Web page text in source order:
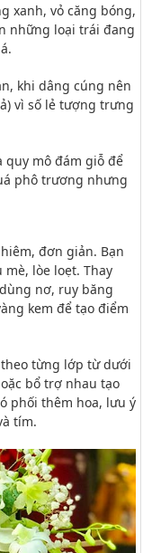
xanh, vỏ căng bóng,
những loại trái đang
khi dâng cúng nên
vì số lẻ tượng trưng
quy mô đám giỗ để
phô trương nhưng
đơn giản. Bạn
lòe loẹt. Thay
nơ, ruy băng
kem để tạo điểm
theo từng lớp từ dưới
bổ trợ nhau tạo
phối thêm hoa, lưu ý
tím.